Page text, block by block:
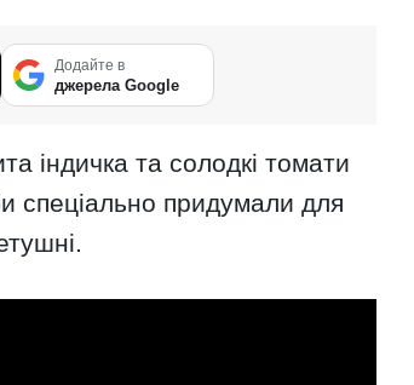
Додайте в
джерела Google
індичка та солодкі томати
спеціально придумали для